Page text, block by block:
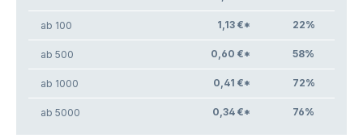
ab 100 1,13 €* 22%
ab 500 0,60 €* 58%
ab 1000 0,41 €* 72%
ab 5000 0,34 €* 76%